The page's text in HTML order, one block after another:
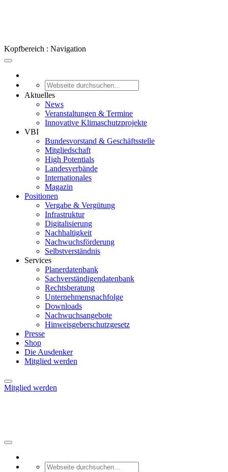
Kopfbereich : Navigation
Aktuelles
News
Veranstaltungen & Termine
Innovative Klimaschutzprojekte
VBI
Bundesvorstand & Geschäftsstelle
Mitgliedschaft
High Potentials
Landesverbände
Internationales
Magazin
Positionen
Vergabe & Vergütung
Infrastruktur
Digitalisierung
Nachhaltigkeit
Nachwuchsförderung
Selbstverständnis
Services
Planerdatenbank
Sachverständigendatenbank
Rechtsberatung
Unternehmensnachfolge
Downloads
Nachwuchsangebote
Hinweisgeberschutzgesetz
Presse
Shop
Die Ausdenker
Mitglied werden
Mitglied werden